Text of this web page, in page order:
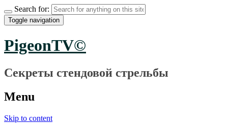
Search for:
Toggle navigation
PigeonTV©
Секреты стендовой стрельбы
Menu
Skip to content